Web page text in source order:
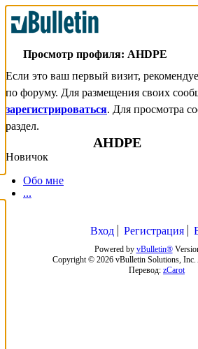
Просмотр профиля: AHDPE
Если это ваш первый визит,
по форуму. Для размещения своих
зарегистрироваться . Для просмотра
раздел.
AHDPE
Новичок
Обо мне
Вход Регистрация
Powered by vBulletin®
Copyright © 2026 vBulletin Solutions, Inc.
Перевод: zCarot